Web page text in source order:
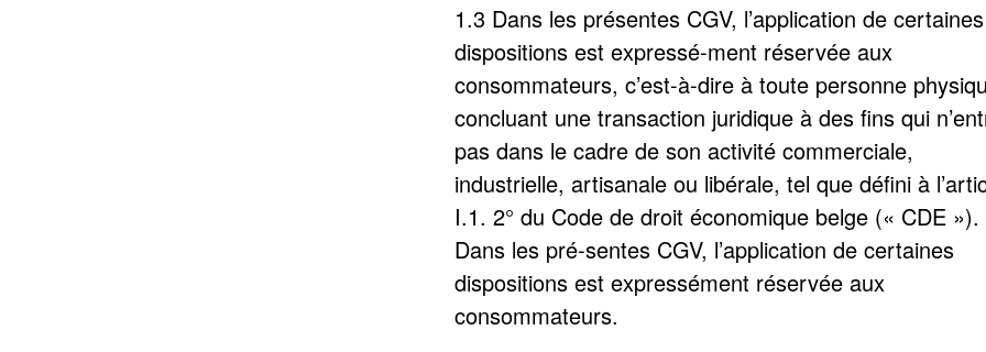
1.3 Dans les présentes CGV, l’application de certaines
dispositions est expressé-ment réservée aux
consommateurs, c’est-à-dire à toute personne
concluant une transaction juridique à des fins qui
pas dans le cadre de son activité commerciale,
industrielle, artisanale ou libérale, tel que défini à
I.1. 2° du Code de droit économique belge (« CDE »).
Dans les pré-sentes CGV, l’application de certaines
dispositions est expressément réservée aux
consommateurs.